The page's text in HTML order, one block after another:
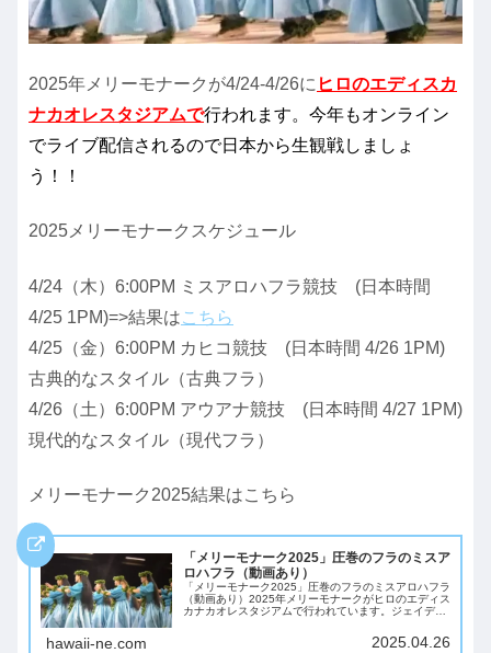
2025年メリーモナークが4/24-4/26に ヒロのエディスカ
ナカオレスタジアムで行われます。今年もオンライン
でライブ配信されるので日本から生観戦しましょ
う！！
2025メリーモナークスケジュール
4/24（木）6:00PM ミスアロハフラ競技 (日本時間
4/25 1PM)=>結果はこちら
4/25（金）6:00PM カヒコ競技 (日本時間 4/26 1PM)
古典的なスタイル（古典フラ）
4/26（土）6:00PM アウアナ競技 (日本時間 4/27 1PM)
現代的なスタイル（現代フラ）
メリーモナーク2025結果はこちら
「メリーモナーク2025」圧巻のフラのミスア
ロハフラ（動画あり）
「メリーモナーク2025」圧巻のフラのミスアロハフラ
（動画あり）2025年メリーモナークがヒロのエディス
カナカオレスタジアムで行われています。ジェイデ
hawaii-ne.com 2025.04.26